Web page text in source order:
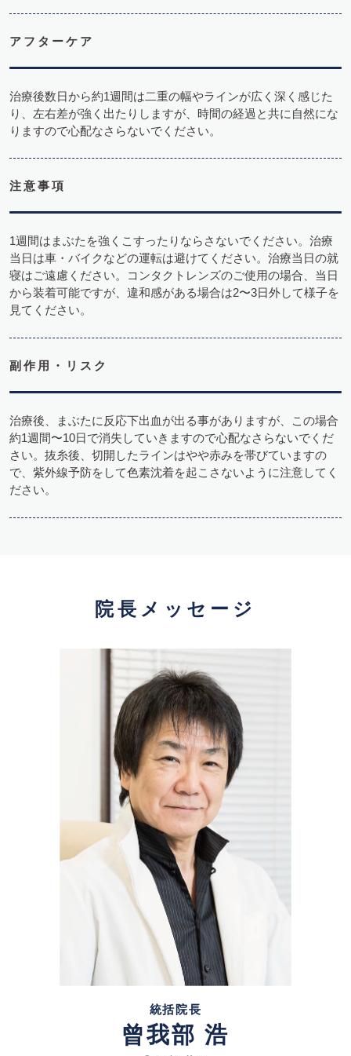
アフターケア
治療後数日から約1週間は二重の幅やラインが広く深く感じた
り、左右差が強く出たりしますが、時間の経過と共に自然にな
りますので心配なさらないでください。
注意事項
1週間はまぶたを強くこすったりならさないでください。治療
当日は車・バイクなどの運転は避けてください。治療当日の就
寝はご遠慮ください。コンタクトレンズのご使用の場合、当日
から装着可能ですが、違和感がある場合は2〜3日外して様子を
見てください。
副作用・リスク
治療後、まぶたに反応下出血が出る事がありますが、この場合
約1週間〜10日で消失していきますので心配なさらないでくだ
さい。抜糸後、切開したラインはやや赤みを帯びていますの
で、紫外線予防をして色素沈着を起こさないように注意してく
ださい。
院長メッセージ
統括院長
曾我部 浩